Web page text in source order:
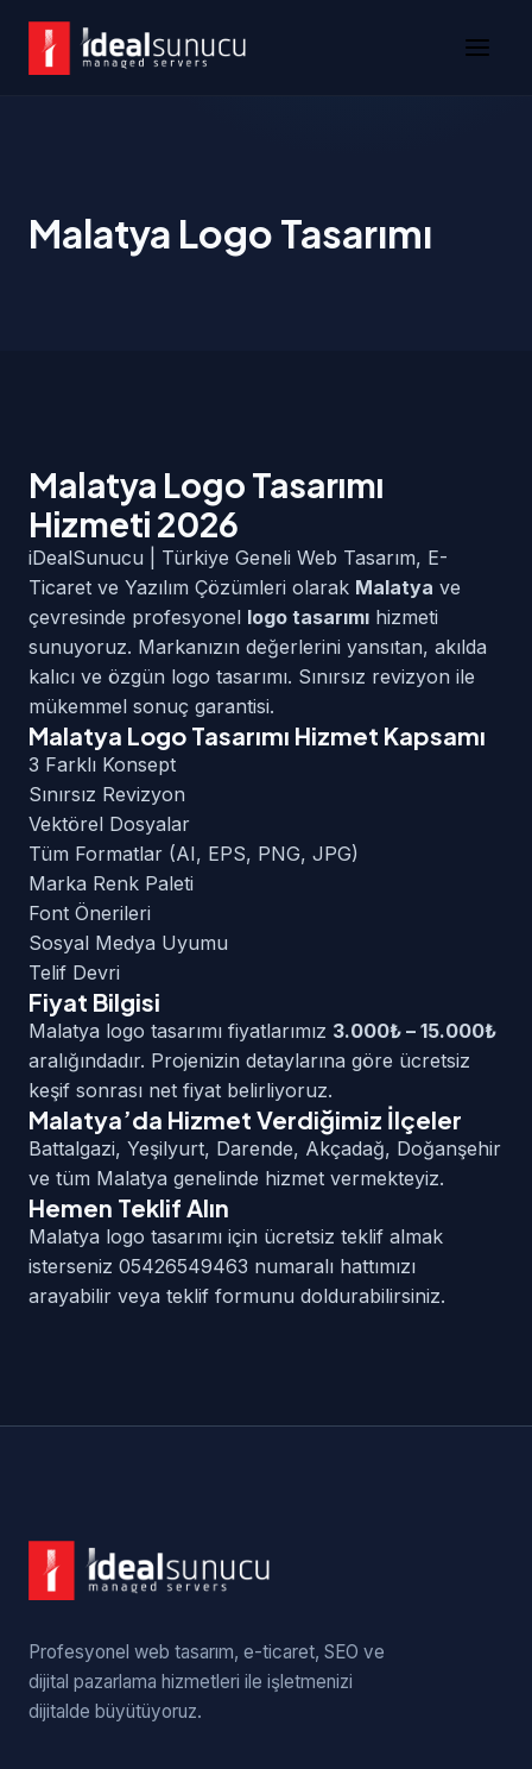
Malatya Logo Tasarımı
Malatya Logo Tasarımı
Hizmeti 2026
iDealSunucu | Türkiye Geneli Web Tasarım, E-
Ticaret ve Yazılım Çözümleri olarak Malatya ve
çevresinde profesyonel logo tasarımı hizmeti
sunuyoruz. Markanızın değerlerini yansıtan, akılda
kalıcı ve özgün logo tasarımı. Sınırsız revizyon ile
mükemmel sonuç garantisi.
Malatya Logo Tasarımı Hizmet Kapsamı
3 Farklı Konsept
Sınırsız Revizyon
Vektörel Dosyalar
Tüm Formatlar (AI, EPS, PNG, JPG)
Marka Renk Paleti
Font Önerileri
Sosyal Medya Uyumu
Telif Devri
Fiyat Bilgisi
Malatya logo tasarımı fiyatlarımız 3.000₺ – 15.000₺
aralığındadır. Projenizin detaylarına göre ücretsiz
keşif sonrası net fiyat belirliyoruz.
Malatya’da Hizmet Verdiğimiz İlçeler
Battalgazi, Yeşilyurt, Darende, Akçadağ, Doğanşehir
ve tüm Malatya genelinde hizmet vermekteyiz.
Hemen Teklif Alın
Malatya logo tasarımı için ücretsiz teklif almak
isterseniz 05426549463 numaralı hattımızı
arayabilir veya teklif formunu doldurabilirsiniz.
Profesyonel web tasarım, e-ticaret, SEO ve
dijital pazarlama hizmetleri ile işletmenizi
dijitalde büyütüyoruz.